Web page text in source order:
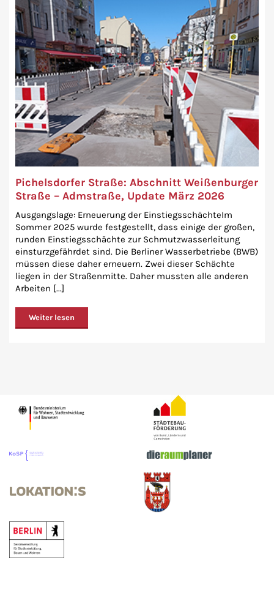
Pichelsdorfer Straße: Abschnitt Weißenburger
Straße – Admstraße, Update März 2026
Ausgangslage: Erneuerung der EinstiegsschächteIm
Sommer 2025 wurde festgestellt, dass einige der großen,
runden Einstiegsschächte zur Schmutzwasserleitung
einsturzgefährdet sind. Die Berliner Wasserbetriebe (BWB)
müssen diese daher erneuern. Zwei dieser Schächte
liegen in der Straßenmitte. Daher mussten alle anderen
Arbeiten [...]
Weiter lesen